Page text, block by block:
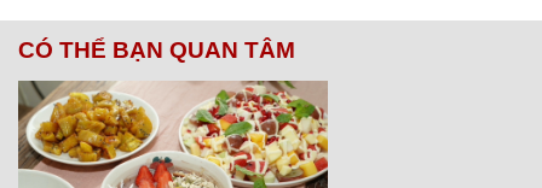
CÓ THỂ BẠN QUAN TÂM